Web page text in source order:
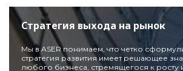
Стратегия выхода на рынок
Мы в ASER понимаем, что четко
стратегия развития имеет решающее
любого бизнеса, стремящегося к росту